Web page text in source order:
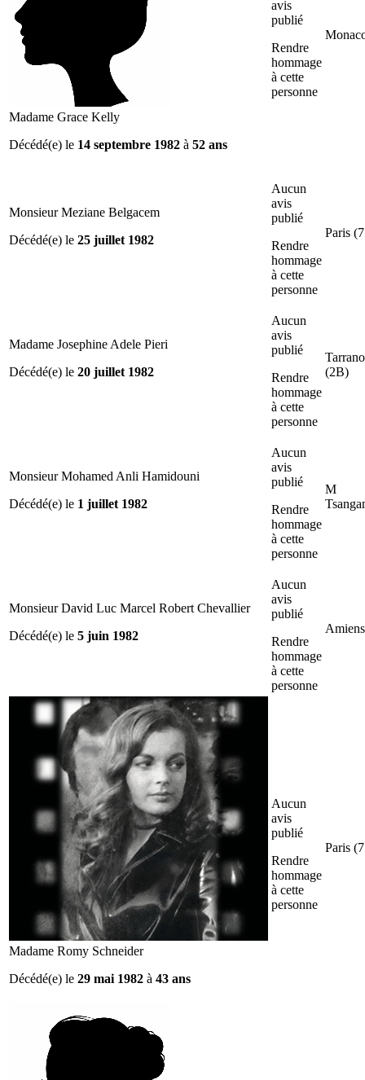
Madame Grace Kelly
Décédé(e) le 14 septembre 1982 à 52 ans
avis
publié
Rendre
hommage
à cette
personne
Monsieur Meziane Belgacem
Décédé(e) le 25 juillet 1982
Aucun
avis
publié
Rendre
hommage
à cette
personne
Paris
Madame Josephine Adele Pieri
Décédé(e) le 20 juillet 1982
Aucun
avis
publié
Rendre
hommage
à cette
personne
Tarrano
(2B)
Monsieur Mohamed Anli Hamidouni
Décédé(e) le 1 juillet 1982
Aucun
avis
publié
Rendre
hommage
à cette
personne
M
Monsieur David Luc Marcel Robert Chevallier
Décédé(e) le 5 juin 1982
Aucun
avis
publié
Rendre
hommage
à cette
personne
Madame Romy Schneider
Décédé(e) le 29 mai 1982 à 43 ans
Aucun
avis
publié
Rendre
hommage
à cette
personne
Paris